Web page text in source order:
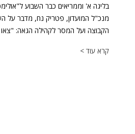
בליגה א' וממריאים כבר השבוע
מנכ"ל המועדון, פטריק נח, מדבר על
הקבוצה ועל המסר לקהילה הגאה: "צאו
קרא עוד >